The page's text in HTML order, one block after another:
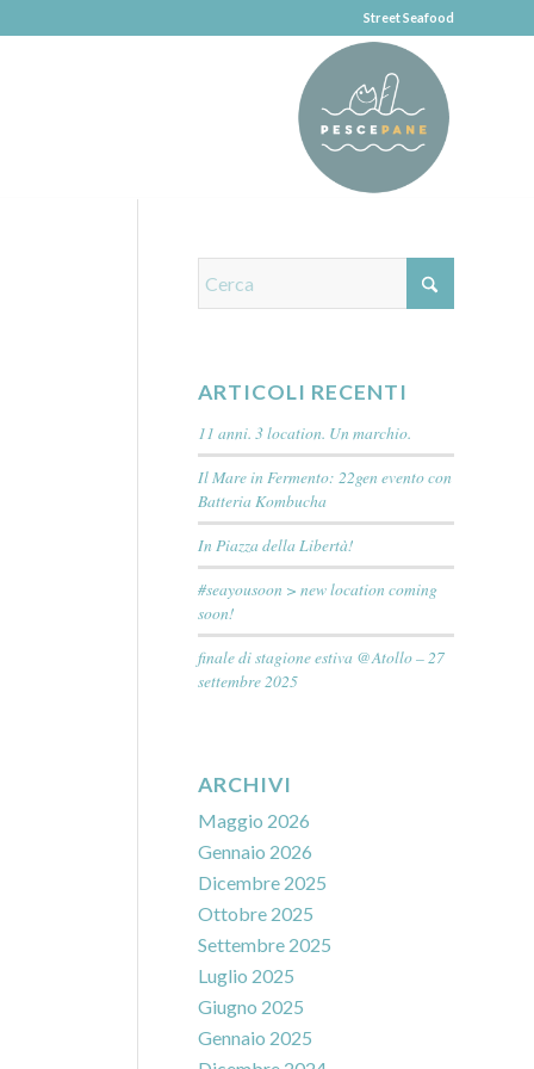
Street Seafood
ARTICOLI RECENTI
11 anni. 3 location. Un marchio.
Il Mare in Fermento: 22gen evento con
Batteria Kombucha
In Piazza della Libertà!
#seayousoon > new location coming
soon!
finale di stagione estiva @Atollo – 27
settembre 2025
ARCHIVI
Maggio 2026
Gennaio 2026
Dicembre 2025
Ottobre 2025
Settembre 2025
Luglio 2025
Giugno 2025
Gennaio 2025